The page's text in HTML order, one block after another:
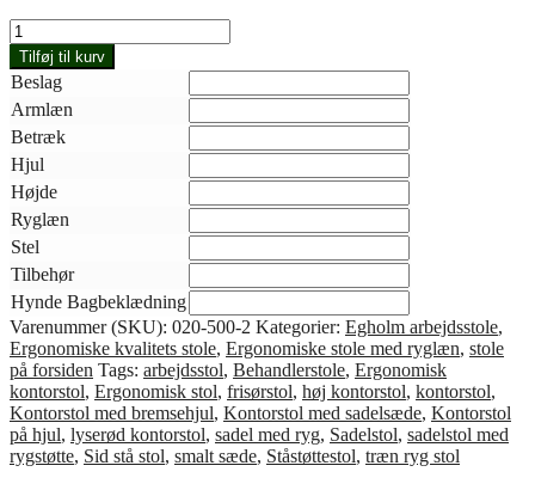
Egholm
Sadelstol
m
ryg
020-
300
antal
Tilføj til kurv
Beslag
Armlæn
Betræk
Hjul
Højde
Ryglæn
Stel
Tilbehør
Hynde Bagbeklædning
Varenummer (SKU): 020-500-2 Kategorier: Egholm arbejdsstole,
Ergonomiske kvalitets stole, Ergonomiske stole med ryglæn, stole
på forsiden Tags: arbejdsstol, Behandlerstole, Ergonomisk
kontorstol, Ergonomisk stol, frisørstol, høj kontorstol, kontorstol,
Kontorstol med bremsehjul, Kontorstol med sadelsæde, Kontorstol
på hjul, lyserød kontorstol, sadel med ryg, Sadelstol, sadelstol med
rygstøtte, Sid stå stol, smalt sæde, Ståstøttestol, træn ryg stol